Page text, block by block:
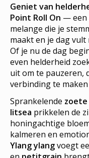
Geniet van
Point Roll On — een
melange die je
maakt en je dag vult
Of je nu de dag
even helderheid
uit om te pauzeren,
verbinding te
Sprankelende zoete
litsea prikkelen de
honingachtige
kalmeren en
Ylang ylangvoegt